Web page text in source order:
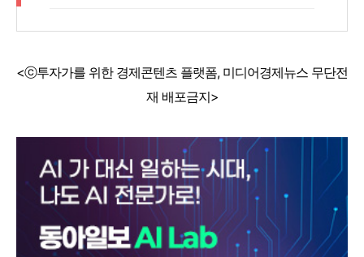
<ⓒ투자가를 위한 경제콘텐츠 플랫폼, 미디어경제뉴스 무단전
재 배포금지>